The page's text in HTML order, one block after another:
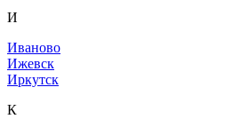
И
Иваново
Ижевск
Иркутск
К